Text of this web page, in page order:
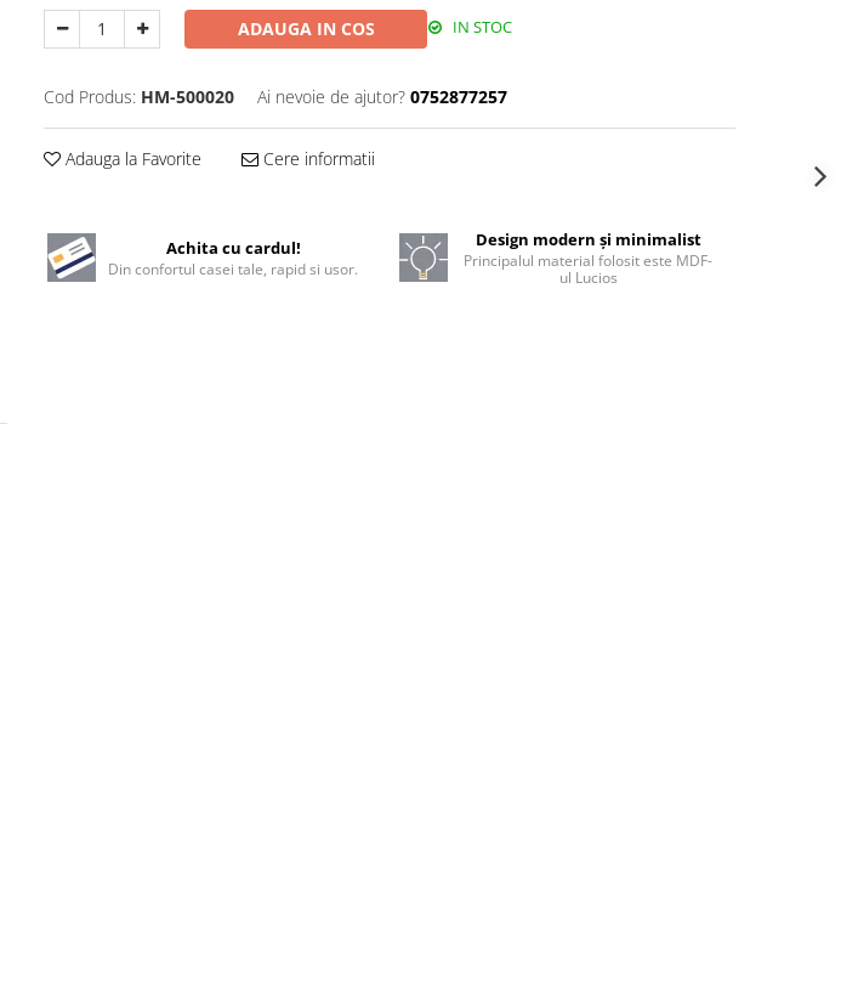
ADAUGA IN COS IN STOC
Cod Produs: HM-500020 Ai nevoie de ajutor? 0752877257
Adauga la Favorite Cere informatii
Achita cu cardul!
Din confortul casei tale, rapid si usor.
Design modern și minimalist
Principalul material folosit este MDF-
ul Lucios